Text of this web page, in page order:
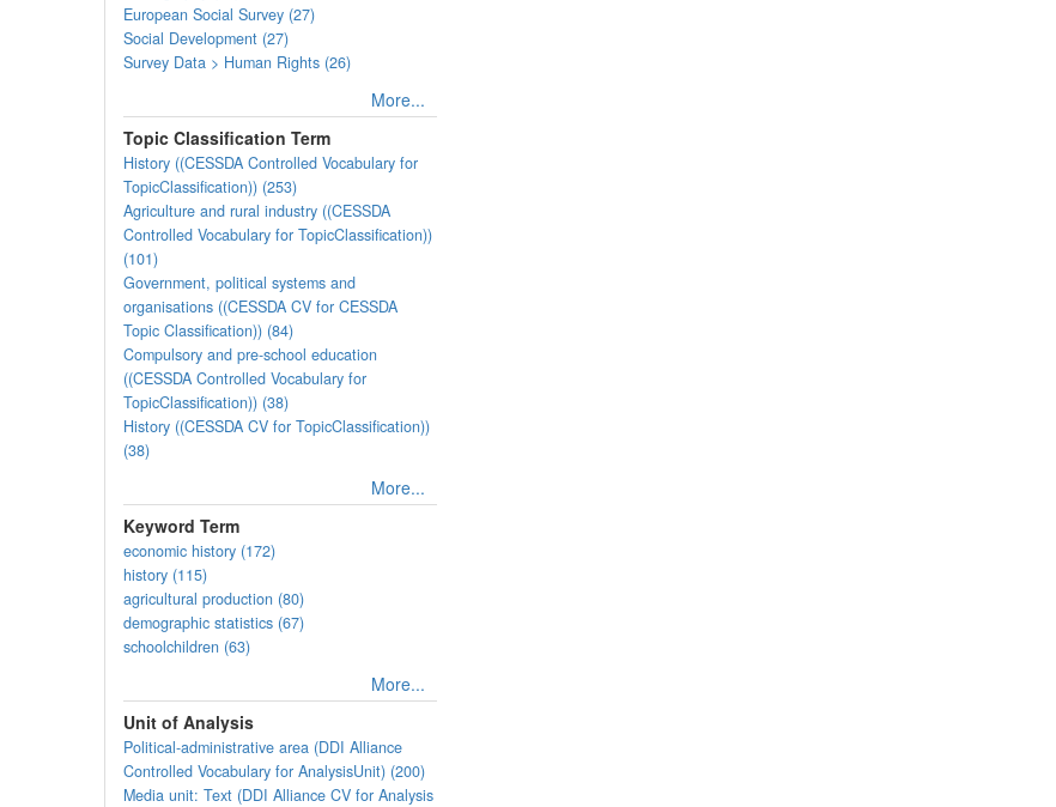
European Social Survey (27)
Social Development (27)
Survey Data > Human Rights (26)
More...
Topic Classification Term
History ((CESSDA Controlled Vocabulary for
TopicClassification)) (253)
Agriculture and rural industry ((CESSDA
Controlled Vocabulary for TopicClassification))
(101)
Government, political systems and
organisations ((CESSDA CV for CESSDA
Topic Classification)) (84)
Compulsory and pre-school education
((CESSDA Controlled Vocabulary for
TopicClassification)) (38)
History ((CESSDA CV for TopicClassification))
(38)
More...
Keyword Term
economic history (172)
history (115)
agricultural production (80)
demographic statistics (67)
schoolchildren (63)
More...
Unit of Analysis
Political-administrative area (DDI Alliance
Controlled Vocabulary for AnalysisUnit) (200)
Media unit: Text (DDI Alliance CV for Analysis